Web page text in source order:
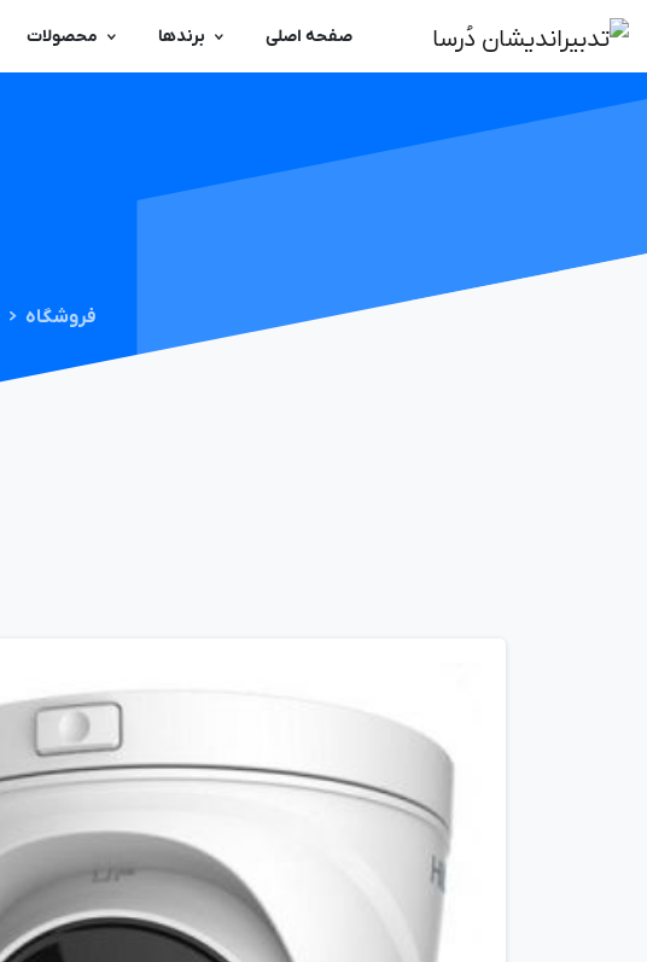
صفحه اصلی برندها محصولات
فروشگاه